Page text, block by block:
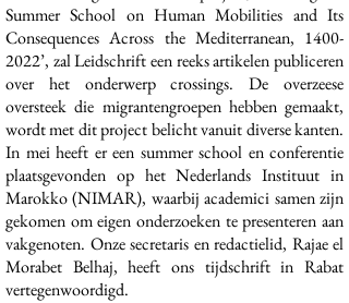
Summer School on Human Mobilities and Its
Consequences Across the Mediterranean, 1400-
2022’, zal Leidschrift een reeks artikelen publiceren
over het onderwerp crossings. De overzeese
oversteek die migrantengroepen hebben gemaakt,
wordt met dit project belicht vanuit diverse kanten.
In mei heeft er een summer school en conferentie
plaatsgevonden op het Nederlands Instituut in
Marokko (NIMAR), waarbij academici samen zijn
gekomen om eigen onderzoeken te presenteren aan
vakgenoten. Onze secretaris en redactielid, Rajae el
Morabet Belhaj, heeft ons tijdschrift in Rabat
vertegenwoordigd.